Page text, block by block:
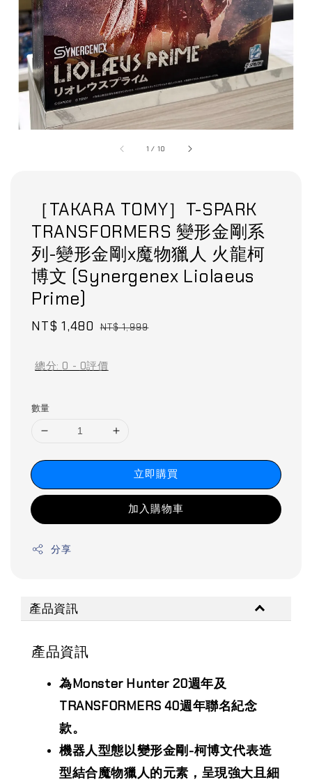
1 / 10
［TAKARA TOMY］T-SPARK
TRANSFORMERS 變形金剛系
列-變形金剛x魔物獵人 火龍柯
博文 (Synergenex Liolaeus
Prime)
Sale
NT$ 1,480 Regular
NT$ 1,999
總分: 0 - 0評價
數量
立即購買
加入購物車
分享
產品資訊
產品資訊
為Monster Hunter 20週年及
TRANSFORMERS 40週年聯名紀念
款。
機器人型態以變形金剛-柯博文代表造
型結合魔物獵人的元素，呈現強大且細